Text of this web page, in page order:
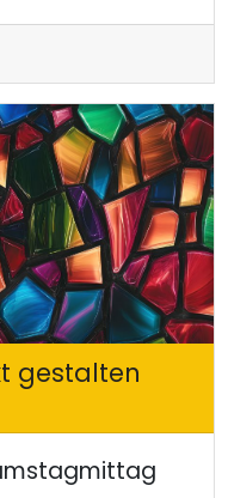
gestalten